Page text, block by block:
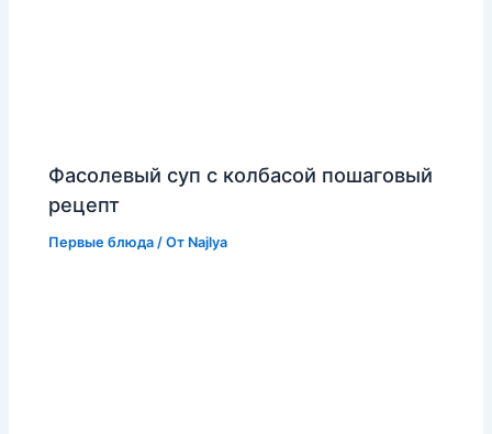
Фасолевый суп с колбасой пошаговый
рецепт
Первые блюда / От Najlya